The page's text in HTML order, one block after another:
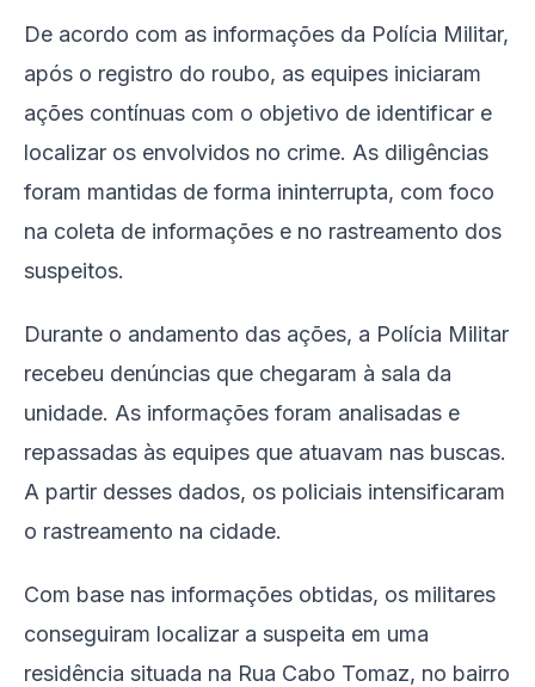
De acordo com as informações da Polícia Militar,
após o registro do roubo, as equipes iniciaram
ações contínuas com o objetivo de identificar e
localizar os envolvidos no crime. As diligências
foram mantidas de forma ininterrupta, com foco
na coleta de informações e no rastreamento dos
suspeitos.
Durante o andamento das ações, a Polícia Militar
recebeu denúncias que chegaram à sala da
unidade. As informações foram analisadas e
repassadas às equipes que atuavam nas buscas.
A partir desses dados, os policiais intensificaram
o rastreamento na cidade.
Com base nas informações obtidas, os militares
conseguiram localizar a suspeita em uma
residência situada na Rua Cabo Tomaz, no bairro